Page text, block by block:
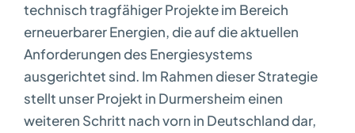
technisch tragfähiger Projekte im Bereich
erneuerbarer Energien, die auf die aktuellen
Anforderungen des Energiesystems
ausgerichtet sind. Im Rahmen dieser Strategie
stellt unser Projekt in Durmersheim einen
weiteren Schritt nach vorn in Deutschland dar,